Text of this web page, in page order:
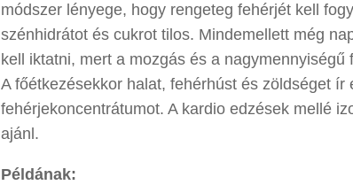
módszer lényege, hogy rengeteg fehérjét kell
szénhidrátot és cukrot tilos. Mindemellett még
kell iktatni, mert a mozgás és a
A főétkezésekkor halat, fehérhúst és zöldséget ír
fehérjekoncentrátumot. A kardio edzések mellé
ajánl.
Példának: